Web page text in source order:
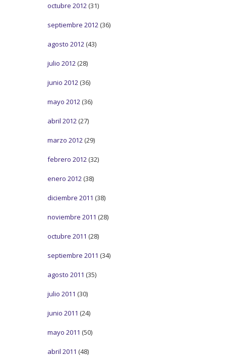
octubre 2012 (31)
septiembre 2012 (36)
agosto 2012 (43)
julio 2012 (28)
junio 2012 (36)
mayo 2012 (36)
abril 2012 (27)
marzo 2012 (29)
febrero 2012 (32)
enero 2012 (38)
diciembre 2011 (38)
noviembre 2011 (28)
octubre 2011 (28)
septiembre 2011 (34)
agosto 2011 (35)
julio 2011 (30)
junio 2011 (24)
mayo 2011 (50)
abril 2011 (48)